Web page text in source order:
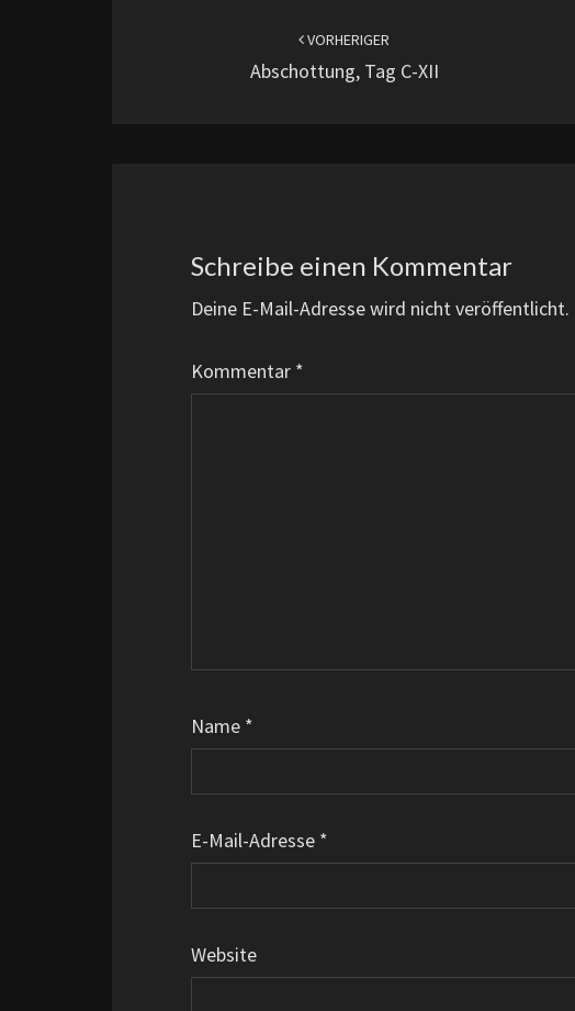
VORHERIGER
Abschottung, Tag C-XII
Schreibe einen Kommentar
Deine E-Mail-Adresse wird nicht veröffentlicht.
Kommentar *
Name *
E-Mail-Adresse *
Website